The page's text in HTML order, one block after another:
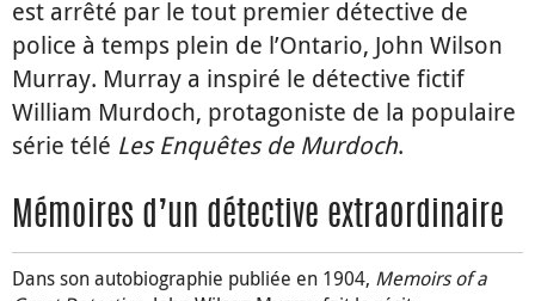
est arrêté par le tout premier détective de
police à temps plein de l’Ontario, John Wilson
Murray. Murray a inspiré le détective fictif
William Murdoch, protagoniste de la populaire
série télé Les Enquêtes de Murdoch.
Mémoires d’un détective extraordinaire
Dans son autobiographie publiée en 1904, Memoirs of a